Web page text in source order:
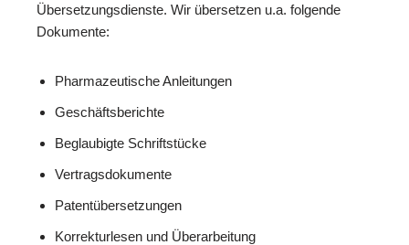
Übersetzungsdienste. Wir übersetzen u.a. folgende
Dokumente:
Pharmazeutische Anleitungen
Geschäftsberichte
Beglaubigte Schriftstücke
Vertragsdokumente
Patentübersetzungen
Korrekturlesen und Überarbeitung